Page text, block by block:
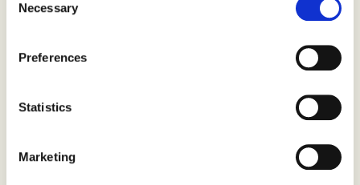
Selection
Necessary
Preferences
Statistics
Marketing
Debio merker mat og produkter fordi vi bryr oss om jorda,
dyra og maten vi spiser. Er du en person som bryr deg litt